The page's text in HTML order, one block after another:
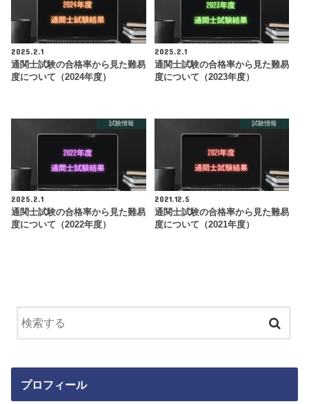
2025.2.1
通関士試験の合格率から見た難易
度について（2024年度）
2025.2.1
通関士試験の合格率から見た難易
度について（2023年度）
試験情報
2025.2.1
通関士試験の合格率から見た難易
度について（2022年度）
試験情報
2021.12.5
通関士試験の合格率から見た難易
度について（2021年度）
プロフィール